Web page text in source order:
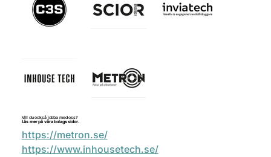
Vill du också jobba med oss?
Läs mer på våra bolags sidor.
https://metron.se/
https://www.inhousetech.se/